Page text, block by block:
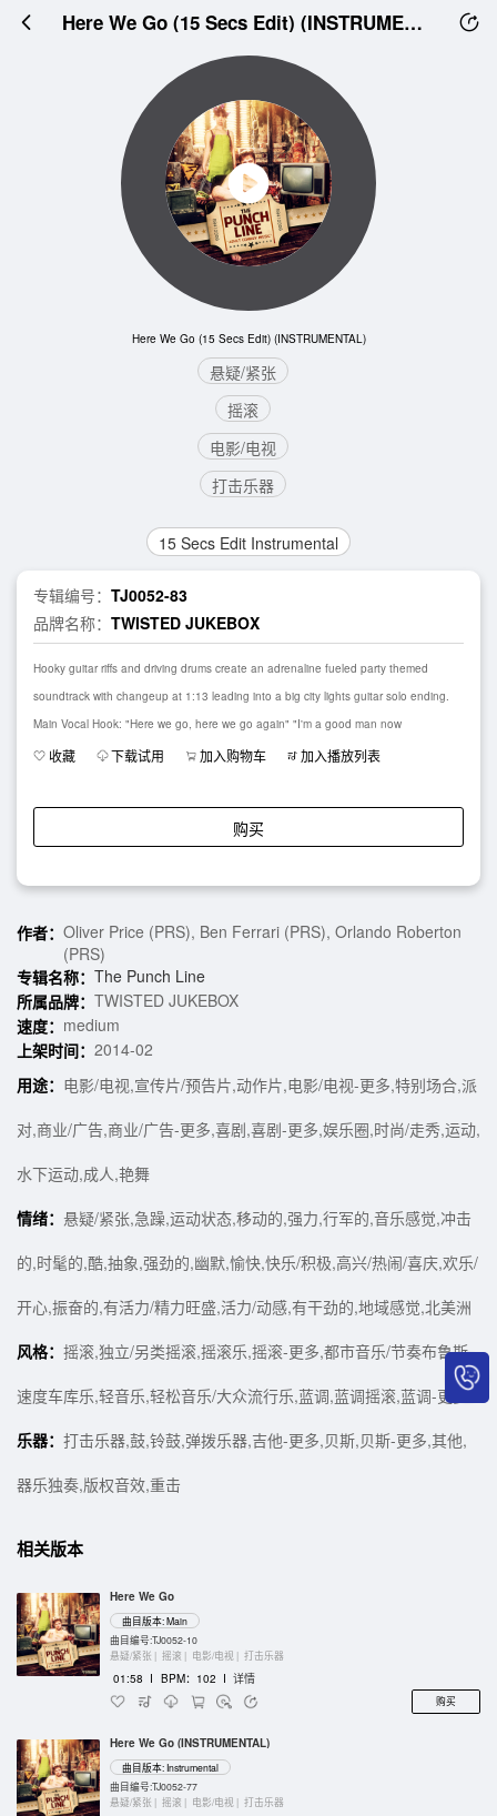
Here We Go (15 Secs Edit) (INSTRUMENTAL)
Here We Go (15 Secs Edit) (INSTRUMENTAL)
悬疑/紧张
摇滚
电影/电视
打击乐器
15 Secs Edit Instrumental
专辑编号： TJ0052-83
品牌名称： TWISTED JUKEBOX
Hooky guitar riffs and driving drums create an adrenaline fueled party themed
soundtrack with changeup at 1:13 leading into a big city lights guitar solo ending.
Main Vocal Hook: "Here we go, here we go again" "I'm a good man now
收藏 下载试用 加入购物车 加入播放列表
购买
作者： Oliver Price (PRS), Ben Ferrari (PRS), Orlando Roberton
(PRS)
专辑名称： The Punch Line
所属品牌： TWISTED JUKEBOX
速度： medium
上架时间： 2014-02
用途： 电影/电视,宣传片/预告片,动作片,电影/电视-更多,特别场合,派
对,商业/广告,商业/广告-更多,喜剧,喜剧-更多,娱乐圈,时尚/走秀,运动,
水下运动,成人,艳舞
情绪： 悬疑/紧张,急躁,运动状态,移动的,强力,行军的,音乐感觉,冲击
的,时髦的,酷,抽象,强劲的,幽默,愉快,快乐/积极,高兴/热闹/喜庆,欢乐/
开心,振奋的,有活力/精力旺盛,活力/动感,有干劲的,地域感觉,北美洲
风格： 摇滚,独立/另类摇滚,摇滚乐,摇滚-更多,都市音乐/节奏布鲁斯,
速度车库乐,轻音乐,轻松音乐/大众流行乐,蓝调,蓝调摇滚,蓝调-更多
乐器： 打击乐器,鼓,铃鼓,弹拨乐器,吉他-更多,贝斯,贝斯-更多,其他,
器乐独奏,版权音效,重击
相关版本
Here We Go
曲目版本: Main
曲目编号:TJ0052-10
悬疑/紧张 | 摇滚 | 电影/电视 | 打击乐器
01:58 I BPM：102 I 详情
购买
Here We Go (INSTRUMENTAL)
曲目版本: Instrumental
曲目编号:TJ0052-77
悬疑/紧张 | 摇滚 | 电影/电视 | 打击乐器